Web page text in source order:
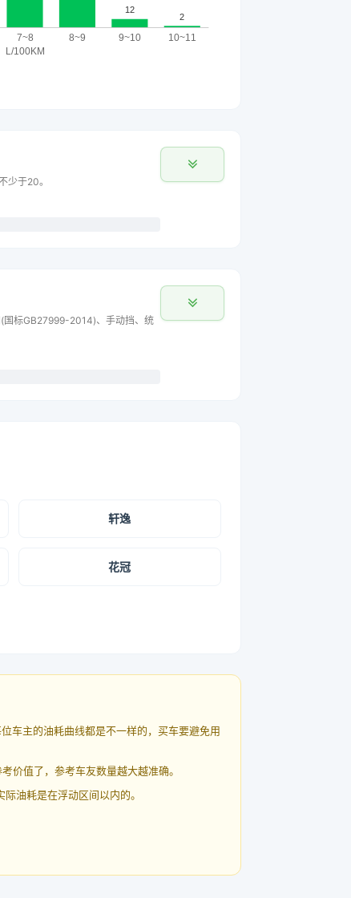
少于20。
标GB27999-2014)、手动挡、统
轩逸
花冠
车主的油耗曲线都是不一样的，买车要避免用
价值了，参考车友数量越大越准确。
油耗是在浮动区间以内的。